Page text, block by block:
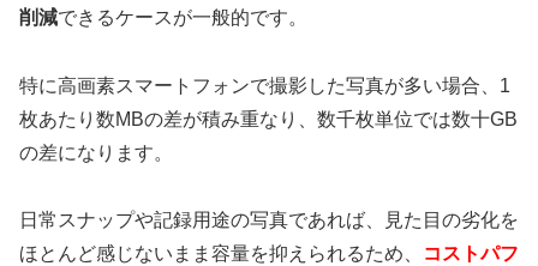
削減できるケースが一般的です。
特に高画素スマートフォンで撮影した写真が多い場合、1
枚あたり数MBの差が積み重なり、数千枚単位では数十GB
の差になります。
日常スナップや記録用途の写真であれば、見た目の劣化を
ほとんど感じないまま容量を抑えられるため、
コストパフ